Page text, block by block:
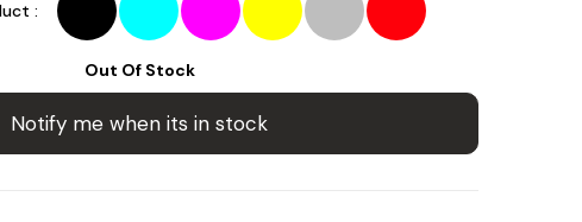
:
Out Of Stock
Notify me when its in stock